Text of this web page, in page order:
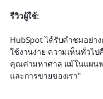
รีวิวผู้ใช้:
HubSpot ได้รับคำชมอย่าง
ใช้งานง่าย ความเห็นทั่วไ
คุณค่ามหาศาล แม้ในแผน
และการขายของเรา"